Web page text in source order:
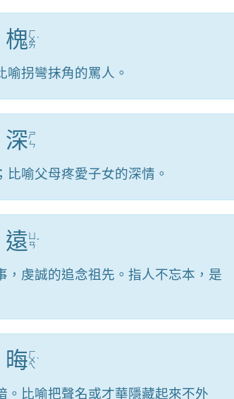
槐ㄏ
ㄨ
ㄞ
ˊ
拐彎抹角的罵人。
深ㄕ
ㄣ
喻父母疼愛子女的深情。
遠 ㄢˇ
，虔誠的追念祖先。指人不忘本，是
晦ㄏ
ㄨ
ㄟ
ˋ
。比喻把聲名或才華隱藏起來不外